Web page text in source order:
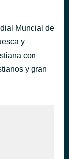
Mundial de
y
con
y gran